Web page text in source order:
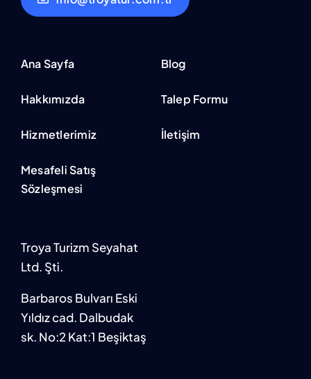
Ana Sayfa
Hakkımızda
Hizmetlerimiz
Mesafeli Satış
Sözleşmesi
Blog
Talep Formu
İletişim
Troya Turizm Seyahat
Ltd. Şti.
Barbaros Bulvarı Eski
Yıldız cad. Dalbudak
sk. No:2 Kat:1 Beşiktaş